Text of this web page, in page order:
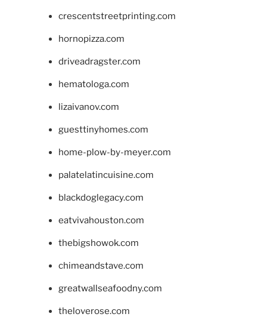
crescentstreetprinting.com
hornopizza.com
driveadragster.com
hematologa.com
lizaivanov.com
guesttinyhomes.com
home-plow-by-meyer.com
palatelatincuisine.com
blackdoglegacy.com
eatvivahouston.com
thebigshowok.com
chimeandstave.com
greatwallseafoodny.com
theloverose.com